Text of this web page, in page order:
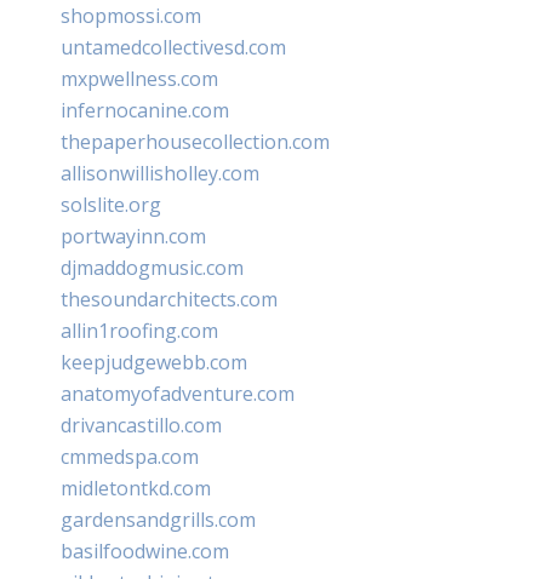
shopmossi.com
untamedcollectivesd.com
mxpwellness.com
infernocanine.com
thepaperhousecollection.com
allisonwillisholley.com
solslite.org
portwayinn.com
djmaddogmusic.com
thesoundarchitects.com
allin1roofing.com
keepjudgewebb.com
anatomyofadventure.com
drivancastillo.com
cmmedspa.com
midletontkd.com
gardensandgrills.com
basilfoodwine.com